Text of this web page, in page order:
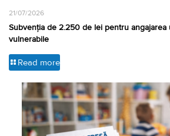
21/07/2026
Subvenția de 2.250 de lei pentru angajarea
vulnerabile
Read more